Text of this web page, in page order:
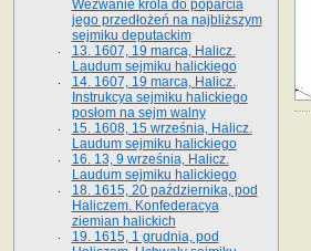
Wezwanie króla do poparcia
jego przedłożeń na najbliższym
sejmiku deputackim
13. 1607, 19 marca, Halicz.
Laudum sejmiku halickiego
14. 1607, 19 marca, Halicz.
Instrukcya sejmiku halickiego
posłom na sejm walny
15. 1608, 15 września, Halicz.
Laudum sejmiku halickiego
16. 13, 9 września, Halicz.
Laudum sejmiku halickiego
18. 1615, 20 października, pod
Haliczem. Konfederacya
ziemian halickich
19. 1615, 1 grudnia, pod